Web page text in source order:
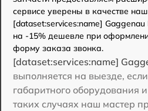
сервисе уверены в качестве
[dataset:services:name] Gaggenau
на -15% дешевле при
форму заказа звонка.
[dataset:services:name]
выполняется на выезде,
габаритного оборудования
таких случаях наш мастер